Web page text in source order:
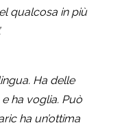
qualcosa in più
Ha delle
ha voglia. Può
ha un’ottima